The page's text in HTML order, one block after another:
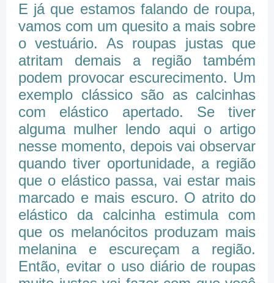
E já que estamos falando de roupa,
vamos com um quesito a mais sobre
o vestuário. As roupas justas que
atritam demais a região também
podem provocar escurecimento. Um
exemplo clássico são as calcinhas
com elástico apertado. Se tiver
alguma mulher lendo aqui o artigo
nesse momento, depois vai observar
quando tiver oportunidade, a região
que o elástico passa, vai estar mais
marcado e mais escuro. O atrito do
elástico da calcinha estimula com
que os melanócitos produzam mais
melanina e escureçam a região.
Então, evitar o uso diário de roupas